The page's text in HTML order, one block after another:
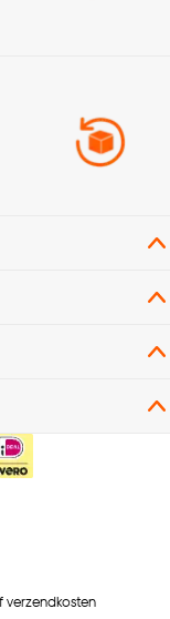
verzendkosten